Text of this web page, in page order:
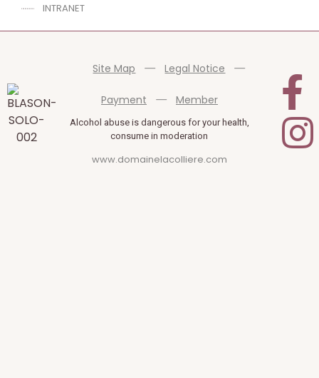
INTRANET
Site Map Legal Notice
Payment Member
Alcohol abuse is dangerous for your health,
consume in moderation
www.domainelacolliere.com